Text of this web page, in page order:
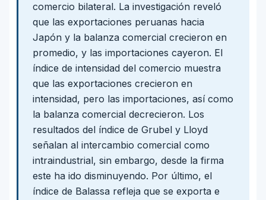
comercio bilateral. La investigación reveló
que las exportaciones peruanas hacia
Japón y la balanza comercial crecieron en
promedio, y las importaciones cayeron. El
índice de intensidad del comercio muestra
que las exportaciones crecieron en
intensidad, pero las importaciones, así como
la balanza comercial decrecieron. Los
resultados del índice de Grubel y Lloyd
señalan al intercambio comercial como
intraindustrial, sin embargo, desde la firma
este ha ido disminuyendo. Por último, el
índice de Balassa refleja que se exporta e